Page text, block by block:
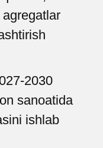
2030
sanoatida
ishlab